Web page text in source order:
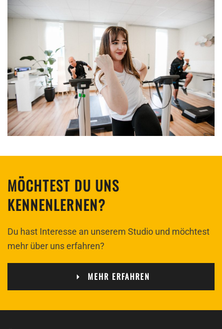
MÖCHTEST DU UNS
KENNENLERNEN?
Du hast Interesse an unserem Studio und möchtest
mehr über uns erfahren?
MEHR ERFAHREN